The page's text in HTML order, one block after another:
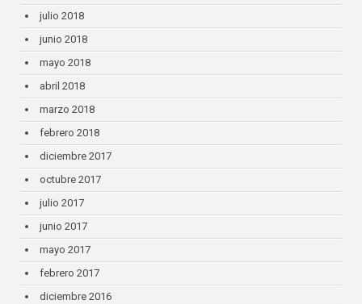
julio 2018
junio 2018
mayo 2018
abril 2018
marzo 2018
febrero 2018
diciembre 2017
octubre 2017
julio 2017
junio 2017
mayo 2017
febrero 2017
diciembre 2016